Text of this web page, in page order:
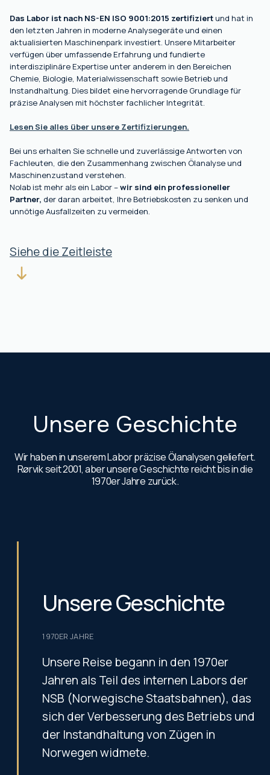
Das Labor ist nach NS-EN ISO 9001:2015 zertifiziertund hat in
den letzten Jahren in moderne Analysegeräte und einen
aktualisierten Maschinenpark investiert. Unsere Mitarbeiter
verfügen über umfassende Erfahrung und fundierte
interdisziplinäre Expertise unter anderem in den Bereichen
Chemie, Biologie, Materialwissenschaft sowie Betrieb und
Instandhaltung. Dies bildet eine hervorragende Grundlage für
präzise Analysen mit höchster fachlicher Integrität.
Lesen Sie alles über unsere Zertifizierungen.
Bei uns erhalten Sie schnelle und zuverlässige Antworten von
Fachleuten, die den Zusammenhang zwischen Ölanalyse und
Maschinenzustand verstehen.
Nolab ist mehr als ein Labor –wir sind ein professioneller
Partner, der daran arbeitet, Ihre Betriebskosten zu senken und
unnötige Ausfallzeiten zu vermeiden.
Siehe die Zeitleiste
Unsere Geschichte
Wir haben in unserem Labor präzise Ölanalysen geliefert.
Rørvik seit 2001, aber unsere Geschichte reicht bis in die
1970er Jahre zurück.
Unsere Geschichte
1970ER JAHRE
Unsere Reise begann in den 1970er
Jahren als Teil des internen Labors der
NSB (Norwegische Staatsbahnen), das
sich der Verbesserung des Betriebs und
der Instandhaltung von Zügen in
Norwegen widmete.